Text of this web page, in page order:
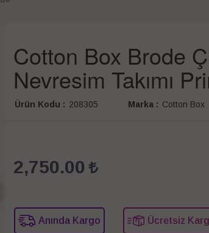
Cotton Box Brode
Nevresim Takımı
Ürün Kodu : 208305 Marka : Cotton Box
2,750.00
Anında Kargo Ücretsiz